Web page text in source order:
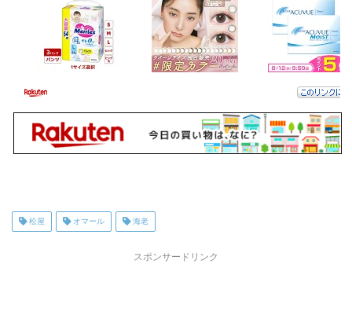
松屋 オマール 海老
スポンサードリンク